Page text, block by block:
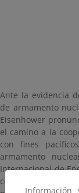
Ante la evidencia
de armamento
Eisenhower
el camino a la
con fines
armamento
Internacional de
como Organismo
Información